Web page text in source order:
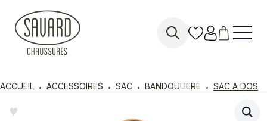
ACCUEIL ACCESSOIRES SAC BANDOULIERE SAC A DOS
♥︎